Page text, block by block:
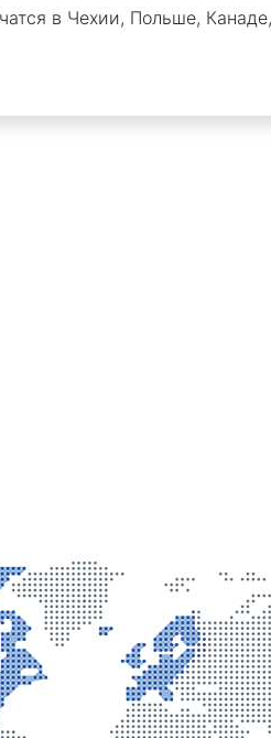
в Чехии, Польше,